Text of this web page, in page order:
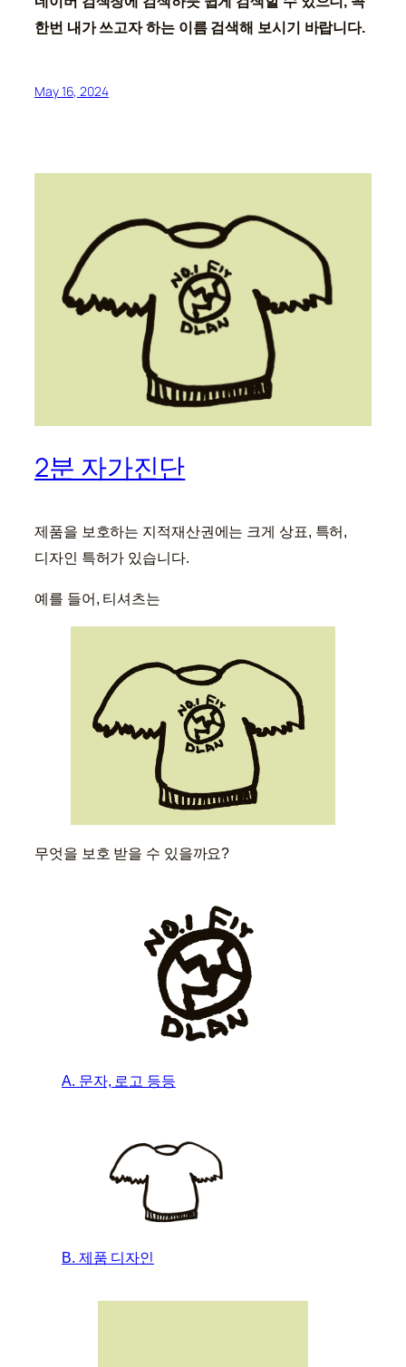
한번 내가 쓰고자 하는 이름 검색해 보시기 바랍니다.
May 16, 2024
2분 자가진단
제품을 보호하는 지적재산권에는 크게 상표, 특허,
디자인 특허가 있습니다.
예를 들어, 티셔츠는
무엇을 보호 받을 수 있을까요?
A. 문자, 로고 등등
B. 제품 디자인